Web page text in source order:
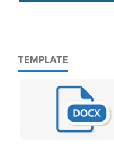
TEMPLATE